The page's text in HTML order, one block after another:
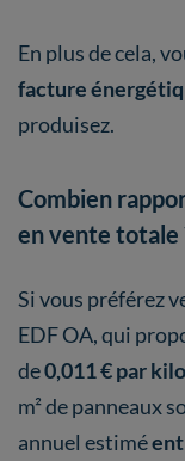
En plus de cela,
facture
produisez.
Combien
en vente totale
Si vous préférez
EDF OA, qui
de0,011 € par
m² de panneaux
annuel estimé